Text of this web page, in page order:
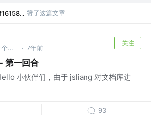
5bbbfa7ef265da0af161584e 赞了这篇文章
联系方式看个人主页 @金山办公软件 · 7年前
关注
第一回合
小伙伴们，由于 jsliang 对文档库进
93